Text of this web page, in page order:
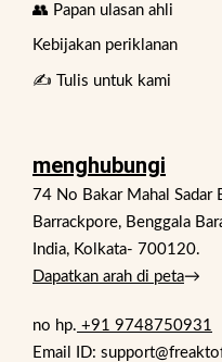
👥 Papan ulasan ahli
Kebijakan periklanan
✍️ Tulis untuk kami
menghubungi
74 No Bakar Mahal Sadar
Barrackpore, Benggala
India, Kolkata- 700120.
Dapatkan arah di peta→
no hp. +91 9748750931
Email ID: